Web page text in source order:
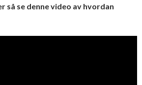
så se denne video av hvordan